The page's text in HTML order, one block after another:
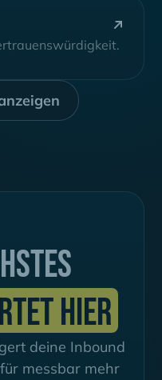
hier
deine Inbound
messbar mehr